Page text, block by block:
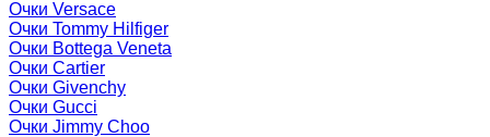
Очки Versace
Очки Tommy Hilfiger
Очки Bottega Veneta
Очки Cartier
Очки Givenchy
Очки Gucci
Очки Jimmy Choo